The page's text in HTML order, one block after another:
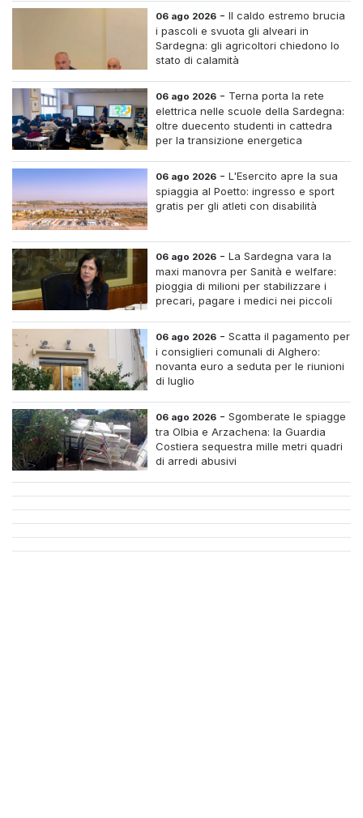
06 ago 2026 -Il caldo estremo brucia
i pascoli e svuota gli alveari in
Sardegna: gli agricoltori chiedono lo
stato di calamità
06 ago 2026 - Terna porta la rete
elettrica nelle scuole della Sardegna:
oltre duecento studenti in cattedra
per la transizione energetica
06 ago 2026 -L'Esercito apre la sua
spiaggia al Poetto: ingresso e sport
gratis per gli atleti con disabilità
06 ago 2026 -La Sardegna vara la
maxi manovra per Sanità e welfare:
pioggia di milioni per stabilizzare i
precari, pagare i medici nei piccoli
06 ago 2026 -Scatta il pagamento per
i consiglieri comunali di Alghero:
novanta euro a seduta per le riunioni
di luglio
06 ago 2026 -Sgomberate le spiagge
tra Olbia e Arzachena: la Guardia
Costiera sequestra mille metri quadri
di arredi abusivi